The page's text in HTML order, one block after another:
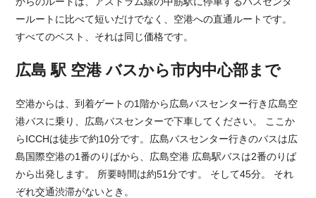
ールートに比べて短いだけでなく、空港への直通ルートです。
すべてのベスト、それは同じ価格です。
広島 駅 空港 バスから市内中心部まで
空港からは、到着ゲートの1階から広島バスセンター行き広島空
港バスに乗り、広島バスセンターで下車してください。 ここか
らICCHは徒歩で約10分です。広島バスセンター行きのバスは広
島国際空港の1番のりばから、広島空港 広島駅バスは2番のりば
から出発します。 所要時間は約51分です。 そして45分。 それ
ぞれ交通渋滞がないとき。